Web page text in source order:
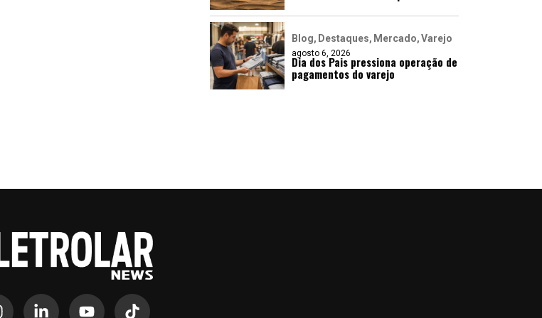
Blog Destaques Mercado Varejo
agosto 6, 2026
Dia dos Pais pressiona operação de
pagamentos do varejo